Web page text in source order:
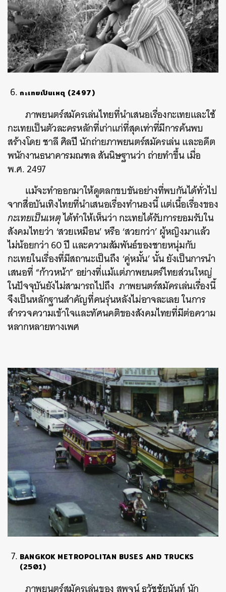
กะเทยเป็นเหตุ (2497)
ภาพยนตร์สมัครเล่นไทยที่นำเสนอเรื่องกะเทยและใช้
กะเทยเป็นตัวละครหลักที่เก่าแก่ที่สุดเท่าที่มีการค้นพบ
สร้างโดย ชาลี ศิลปี นักถ่ายภาพยนตร์สมัครเล่น และอดีต
พนักงานธนาคารมณฑล สันนิษฐานว่า ถ่ายทำขึ้น เมื่อ
พ.ศ. 2497
แม้จะทำออกมาให้ดูตลกขบขันอย่างที่พบกันได้ทั่วไป
จากสื่อบันเทิงไทยที่นำเสนอเรื่องทำนองนี้ แต่เนื้อเรื่องของ
กะเทยเป็นเหตุได้ทำให้เห็นว่า กะเทยได้รับการยอมรับใน
สังคมไทยว่า ‘สวยเหมือน’ หรือ ‘สวยกว่า’ ผู้หญิงมาแล้ว
ไม่น้อยกว่า 60 ปี และความสัมพันธ์ของชายหนุ่มกับ
กะเทยในเรื่องที่มีสถานะเป็นถึง ‘คู่หมั้น’ นั้น ยังเป็นการนำ
เสนอที่ “ก้าวหน้า” อย่างที่แม้แต่ภาพยนตร์ไทยส่วนใหญ่
ในปัจจุบันยังไม่สามารถไปถึง ภาพยนตร์สมัครเล่นเรื่องนี้
จึงเป็นหลักฐานสำคัญที่คนรุ่นหลังไม่อาจละเลย ในการ
สำรวจความเข้าใจและทัศนคติของสังคมไทยที่มีต่อความ
หลากหลายทางเพศ
BANGKOK METROPOLITAN BUSES AND TRUCKS
(2501)
ภาพยนตร์สมัครเล่นของ สุพจน์ ธวัชชัยนันท์ นัก
ค้นหา